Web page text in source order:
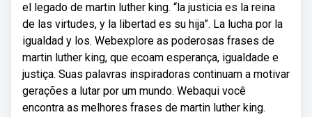
el legado de martin luther king. “la justicia es la reina
de las virtudes, y la libertad es su hija”. La lucha por la
igualdad y los. Webexplore as poderosas frases de
martin luther king, que ecoam esperança, igualdade e
justiça. Suas palavras inspiradoras continuam a motivar
gerações a lutar por um mundo. Webaqui você
encontra as melhores frases de martin luther king.